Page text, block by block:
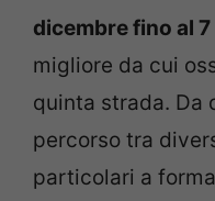
dicembre fino al
migliore da cui
quinta strada. Da
percorso tra
particolari a